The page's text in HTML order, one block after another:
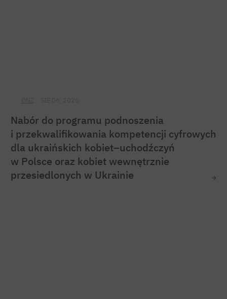
Nabór do programu podnoszenia
i przekwalifikowania kompetencji cyfrowych
dla ukraińskich kobiet–uchodźczyń
w Polsce oraz kobiet wewnętrznie
przesiedlonych w Ukrainie